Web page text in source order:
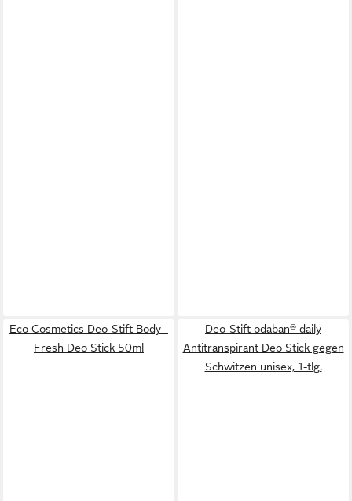
Eco Cosmetics Deo-Stift Body -
Fresh Deo Stick 50ml
Deo-Stift odaban® daily
Antitranspirant Deo Stick gegen
Schwitzen unisex, 1-tlg.